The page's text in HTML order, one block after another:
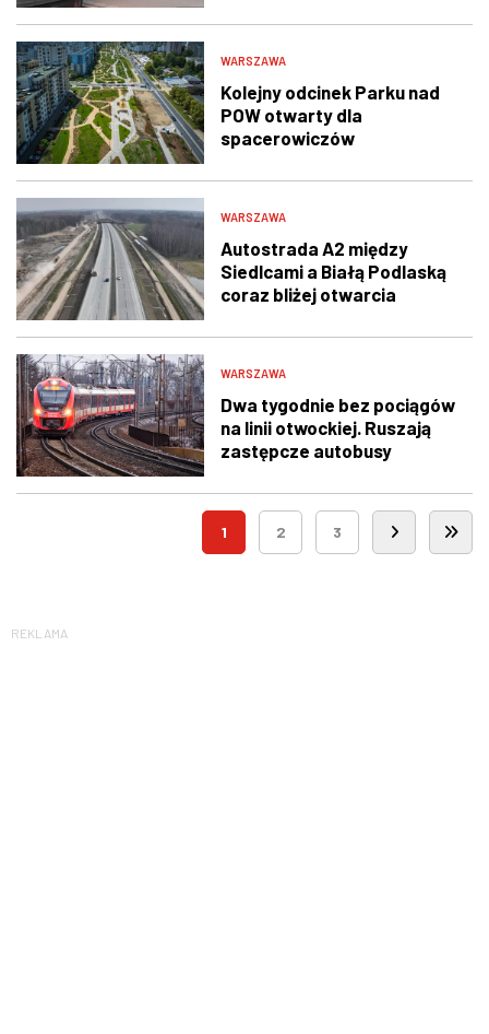
WARSZAWA
Kolejny odcinek Parku nad
POW otwarty dla
spacerowiczów
WARSZAWA
Autostrada A2 między
Siedlcami a Białą Podlaską
coraz bliżej otwarcia
WARSZAWA
Dwa tygodnie bez pociągów
na linii otwockiej. Ruszają
zastępcze autobusy
1 2 3
REKLAMA